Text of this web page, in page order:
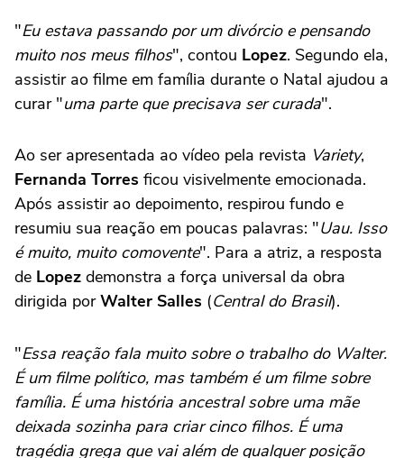
"Eu estava passando por um divórcio e pensando
muito nos meus filhos", contou Lopez. Segundo ela,
assistir ao filme em família durante o Natal ajudou a
curar "uma parte que precisava ser curada".
Ao ser apresentada ao vídeo pela revista Variety,
Fernanda Torres ficou visivelmente emocionada.
Após assistir ao depoimento, respirou fundo e
resumiu sua reação em poucas palavras: "Uau. Isso
é muito, muito comovente". Para a atriz, a resposta
de Lopez demonstra a força universal da obra
dirigida porWalter Salles (Central do Brasil).
"Essa reação fala muito sobre o trabalho do Walter.
É um filme político, mas também é um filme sobre
família. É uma história ancestral sobre uma mãe
deixada sozinha para criar cinco filhos. É uma
tragédia grega que vai além de qualquer posição